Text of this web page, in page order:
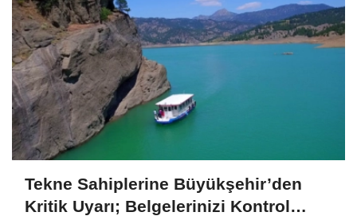
Tekne Sahiplerine Büyükşehir’den
Kritik Uyarı; Belgelerinizi Kontrol